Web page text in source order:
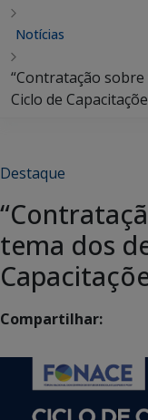
Notícias
“Contratação
Ciclo de
Destaque
tema dos
Compartilhar: